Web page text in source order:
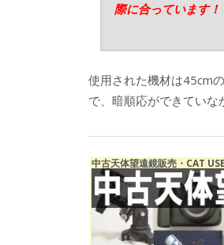
際に合っています！
使用された機材は45cm
で、暗順応ができていな
中古天体望遠鏡販売・CAT